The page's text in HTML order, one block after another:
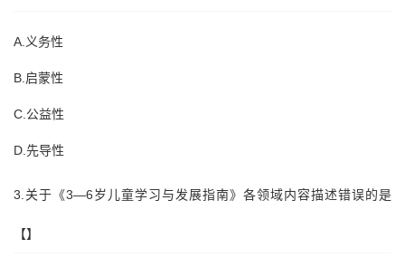
A.义务性
B.启蒙性
C.公益性
D.先导性
3.关于《3—6岁儿童学习与发展指南》各领域内容描述错误的是
【】